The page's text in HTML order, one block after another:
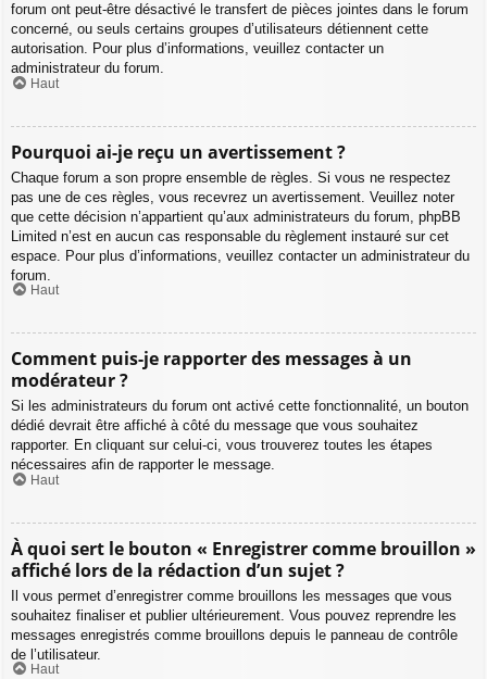
forum ont peut-être désactivé le transfert de pièces jointes dans le forum
concerné, ou seuls certains groupes d’utilisateurs détiennent cette
autorisation. Pour plus d’informations, veuillez contacter un
administrateur du forum.
Haut
Pourquoi ai-je reçu un avertissement ?
Chaque forum a son propre ensemble de règles. Si vous ne respectez
pas une de ces règles, vous recevrez un avertissement. Veuillez noter
que cette décision n’appartient qu’aux administrateurs du forum, phpBB
Limited n’est en aucun cas responsable du règlement instauré sur cet
espace. Pour plus d’informations, veuillez contacter un administrateur du
forum.
Haut
Comment puis-je rapporter des messages à un
modérateur ?
Si les administrateurs du forum ont activé cette fonctionnalité, un bouton
dédié devrait être affiché à côté du message que vous souhaitez
rapporter. En cliquant sur celui-ci, vous trouverez toutes les étapes
nécessaires afin de rapporter le message.
Haut
À quoi sert le bouton « Enregistrer comme brouillon »
affiché lors de la rédaction d’un sujet ?
Il vous permet d’enregistrer comme brouillons les messages que vous
souhaitez finaliser et publier ultérieurement. Vous pouvez reprendre les
messages enregistrés comme brouillons depuis le panneau de contrôle
de l’utilisateur.
Haut